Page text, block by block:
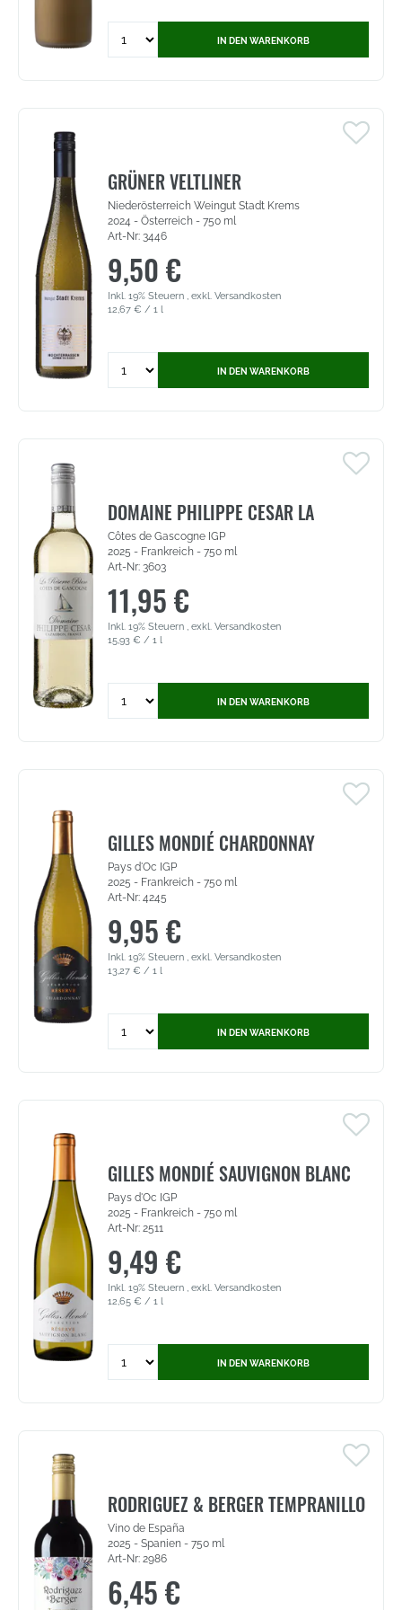
for
di
Likör
(9058)
IN DEN WARENKORB
GRÜNER VELTLINER
Niederösterreich Weingut Stadt Krems
2024 - Österreich - 750 ml
Art-Nr: 3446
9,50 €
Inkl. 19% Steuern , exkl. Versandkosten
12,67 € / 1 l
for
Veltliner
Stadt
Krems
(3446)
IN DEN WARENKORB
DOMAINE PHILIPPE CESAR LA
Côtes de Gascogne IGP
2025 - Frankreich - 750 ml
Art-Nr: 3603
11,95 €
Inkl. 19% Steuern , exkl. Versandkosten
15,93 € / 1 l
for
Philippe
-
Côtes
de
Gascogne
(3603)
IN DEN WARENKORB
GILLES MONDIÉ CHARDONNAY
Pays d'Oc IGP
2025 - Frankreich - 750 ml
Art-Nr: 4245
9,95 €
Inkl. 19% Steuern , exkl. Versandkosten
13,27 € / 1 l
for
Mondié
d'Oc
IGP
(4245)
IN DEN WARENKORB
GILLES MONDIÉ SAUVIGNON BLANC
Pays d'Oc IGP
2025 - Frankreich - 750 ml
Art-Nr: 2511
9,49 €
Inkl. 19% Steuern , exkl. Versandkosten
12,65 € / 1 l
for
Mondié
d'Oc
IGP
(2511)
IN DEN WARENKORB
RODRIGUEZ & BERGER TEMPRANILLO
Vino de España
2025 - Spanien - 750 ml
Art-Nr: 2986
6,45 €